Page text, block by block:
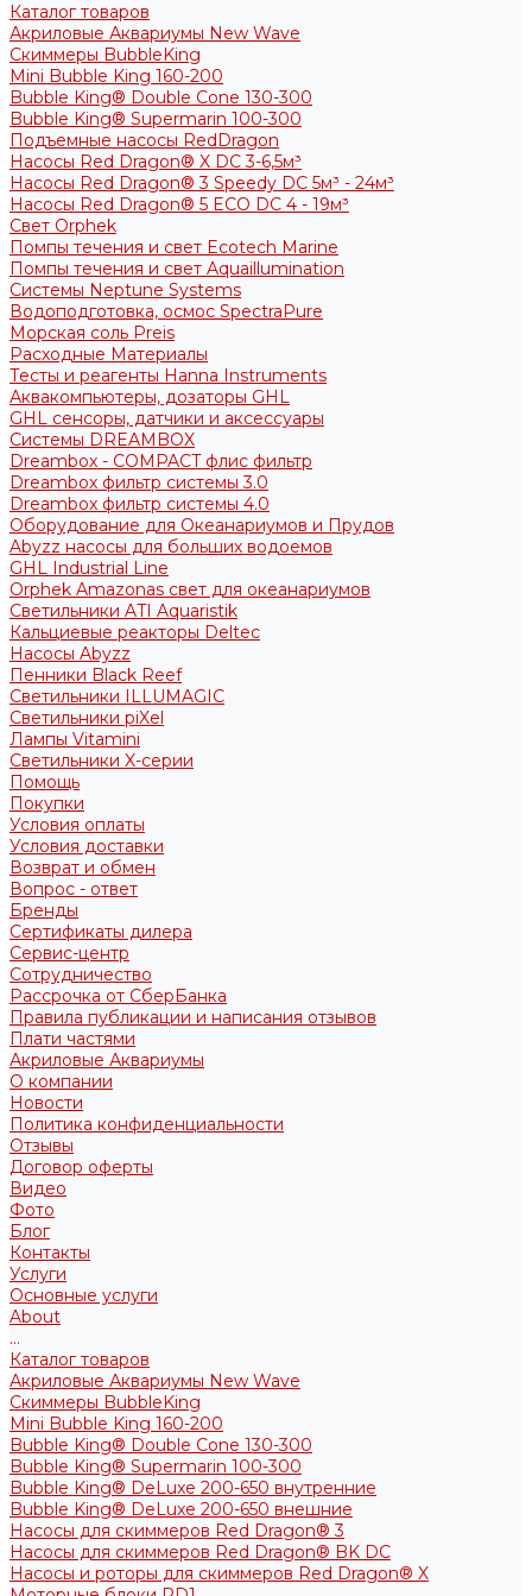
Каталог товаров
Акриловые Аквариумы New Wave
Скиммеры BubbleKing
Mini Bubble King 160-200
Bubble King® Double Cone 130-300
Bubble King® Supermarin 100-300
Подъемные насосы RedDragon
Насосы Red Dragon® X DC 3-6,5м³
Насосы Red Dragon® 3 Speedy DC 5м³ - 24м³
Насосы Red Dragon® 5 ECO DC 4 - 19м³
Свет Orphek
Помпы течения и свет Ecotech Marine
Помпы течения и свет Aquaillumination
Системы Neptune Systems
Водоподготовка, осмос SpectraPure
Морская соль Preis
Расходные Материалы
Тесты и реагенты Hanna Instruments
Аквакомпьютеры, дозаторы GHL
GHL сенсоры, датчики и аксессуары
Системы DREAMBOX
Dreambox - COMPACT флис фильтр
Dreambox фильтр системы 3.0
Dreambox фильтр системы 4.0
Оборудование для Океанариумов и Прудов
Abyzz насосы для больших водоемов
GHL Industrial Line
Orphek Amazonas свет для океанариумов
Светильники ATI Aquaristik
Кальциевые реакторы Deltec
Насосы Abyzz
Пенники Black Reef
Светильники ILLUMAGIC
Светильники piXel
Лампы Vitamini
Светильники X-серии
Помощь
Покупки
Условия оплаты
Условия доставки
Возврат и обмен
Вопрос - ответ
Бренды
Сертификаты дилера
Сервис-центр
Сотрудничество
Рассрочка от СберБанка
Правила публикации и написания отзывов
Плати частями
Акриловые Аквариумы
О компании
Новости
Политика конфиденциальности
Отзывы
Договор оферты
Видео
Фото
Блог
Контакты
Услуги
Основные услуги
About
...
Каталог товаров
Акриловые Аквариумы New Wave
Скиммеры BubbleKing
Mini Bubble King 160-200
Bubble King® Double Cone 130-300
Bubble King® Supermarin 100-300
Bubble King® DeLuxe 200-650 внутренние
Bubble King® DeLuxe 200-650 внешние
Насосы для скиммеров Red Dragon® 3
Насосы для скиммеров Red Dragon® BK DC
Насосы и роторы для скиммеров Red Dragon® X